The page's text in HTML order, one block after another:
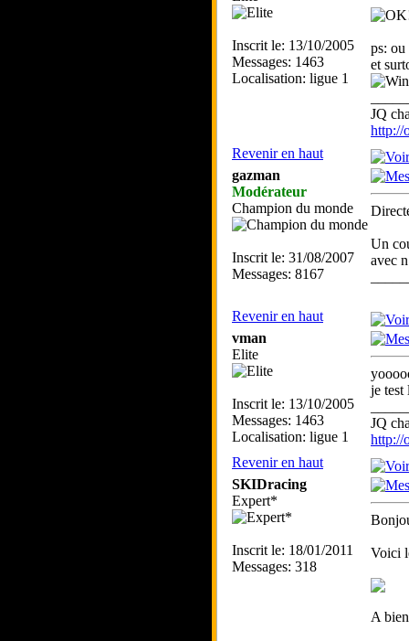
Inscrit le: 13/10/2005
Messages: 1463
Localisation: ligue 1
ps: ou
et
JQ
http://
Revenir en haut
gazman
Modérateur
Champion du monde
Inscrit le: 31/08/2007
Messages: 8167
Un
avec
Revenir en haut
vman
Elite
Inscrit le: 13/10/2005
Messages: 1463
Localisation: ligue 1
je
JQ
http://
Revenir en haut
SKIDracing
Expert*
Inscrit le: 18/01/2011
Messages: 318
Voici
A